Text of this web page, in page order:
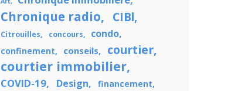
Chronique radio CIBl
Citrouilles concours condo
confinement conseils courtier
courtier immobilier
COVID-19 Design financement